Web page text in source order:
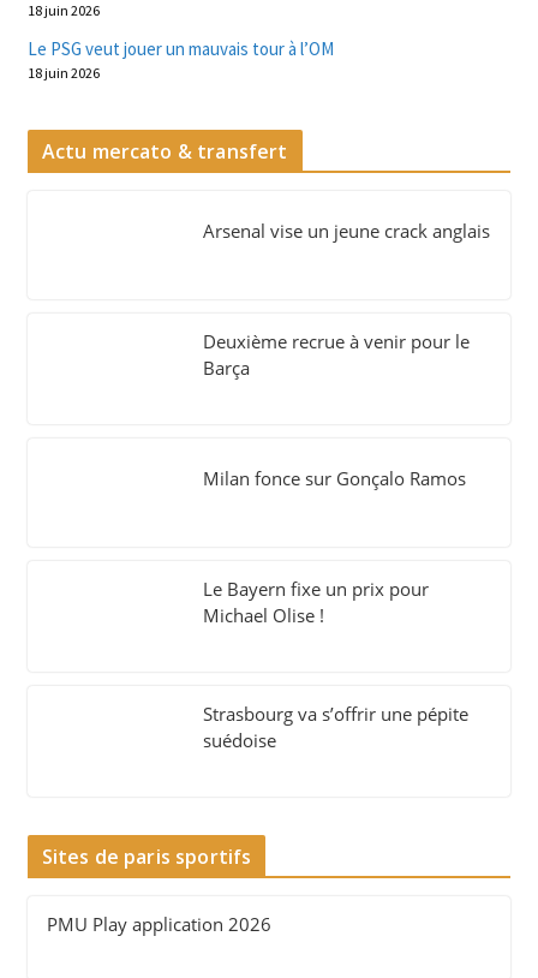
18 juin 2026
Le PSG veut jouer un mauvais tour à l’OM
18 juin 2026
Actu mercato & transfert
Arsenal vise un jeune crack anglais
Deuxième recrue à venir pour le
Barça
Milan fonce sur Gonçalo Ramos
Le Bayern fixe un prix pour
Michael Olise !
Strasbourg va s’offrir une pépite
suédoise
Sites de paris sportifs
PMU Play application 2026